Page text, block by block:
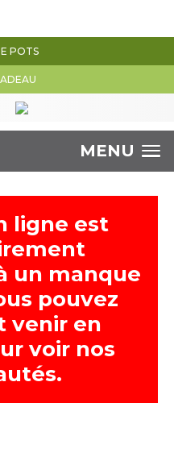
POTS
MENU
ligne est
un manque
pouvez
venir en
voir nos